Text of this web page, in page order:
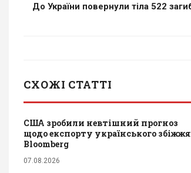
До України повернули тіла 522
СХОЖІ СТАТТІ
США зробили невтішний прогноз
щодо експорту українського
Bloomberg
07.08.2026